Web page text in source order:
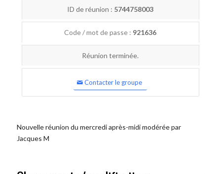
ID de réunion : 5744758003
Code / mot de passe : 921636
Réunion terminée.
Contacter le groupe
Nouvelle réunion du mercredi après-midi modérée par
Jacques M